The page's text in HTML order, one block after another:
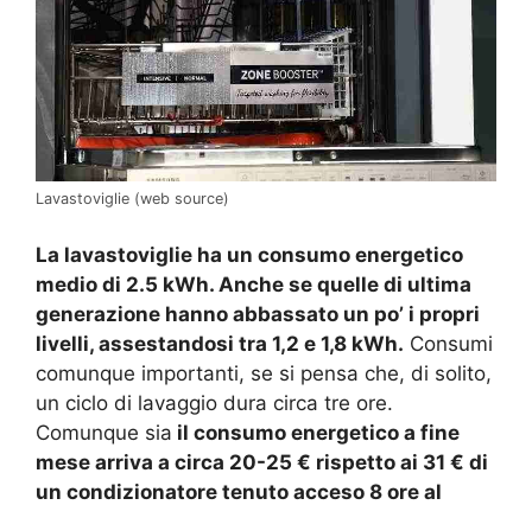
Lavastoviglie (web source)
La lavastoviglie ha un consumo energetico
medio di 2.5 kWh. Anche se quelle di ultima
generazione hanno abbassato un po’ i propri
livelli, assestandosi tra 1,2 e 1,8 kWh. Consumi
comunque importanti, se si pensa che, di solito,
un ciclo di lavaggio dura circa tre ore.
Comunque sia il consumo energetico a fine
mese arriva a circa 20-25 € rispetto ai 31 € di
un condizionatore tenuto acceso 8 ore al